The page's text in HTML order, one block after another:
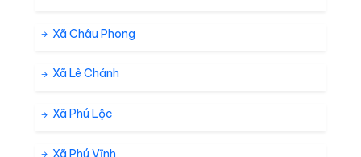
Xã Châu Phong
Xã Lê Chánh
Xã Phú Lộc
Xã Phú Vĩnh